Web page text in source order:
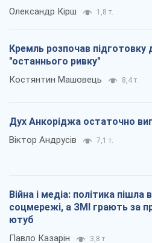
Олександр Кірш 1,8 т.
Кремль розпочав підготовку
"останнього ривку"
Костянтин Машовець 8,4 т.
Дух Анкоріджа остаточно
Віктор Андрусів 7,1 т.
Війна і медіа: політика пішла в
соцмережі, а ЗМІ грають за
ютуб
Павло Казарін 3,8 т.